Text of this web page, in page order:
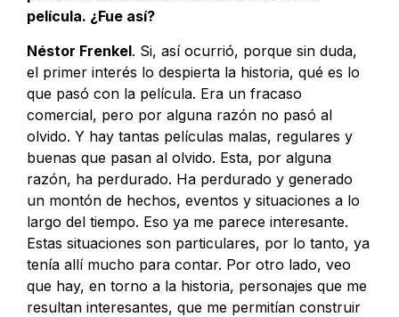
película. ¿Fue así?
Néstor Frenkel. Si, así ocurrió, porque sin duda,
el primer interés lo despierta la historia, qué es lo
que pasó con la película. Era un fracaso
comercial, pero por alguna razón no pasó al
olvido. Y hay tantas películas malas, regulares y
buenas que pasan al olvido. Esta, por alguna
razón, ha perdurado. Ha perdurado y generado
un montón de hechos, eventos y situaciones a lo
largo del tiempo. Eso ya me parece interesante.
Estas situaciones son particulares, por lo tanto, ya
tenía allí mucho para contar. Por otro lado, veo
que hay, en torno a la historia, personajes que me
resultan interesantes, que me permitían construir